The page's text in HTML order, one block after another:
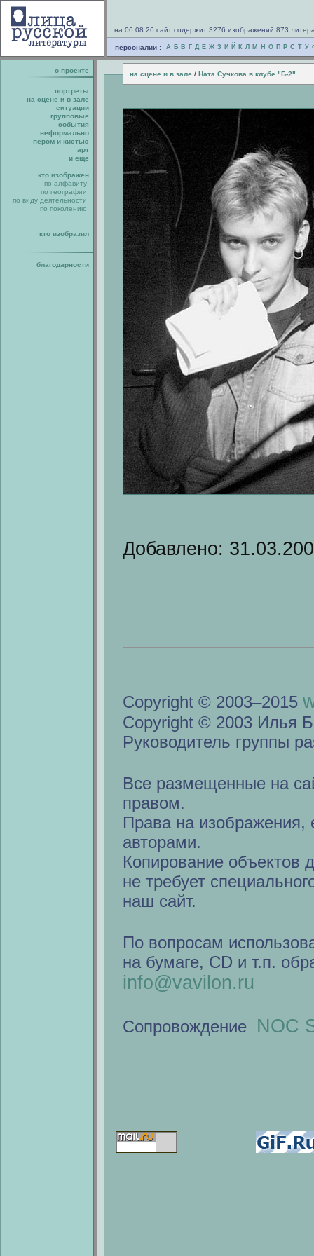
на 06.08.26 сайт содержит 3276 изображений 873
персоналии : А Б В Г Д Е Ж З И Й К Л М Н О П Р С Т У
о проекте на сцене и в зале / Ната Сучкова в клубе "Б-2"
портреты
на сцене и в зале
ситуации
групповые
события
неформально
пером и кистью
арт
и еще
кто изображен
по алфавиту
по географии
по виду деятельности
по поколению
кто изобразил
благодарности
Добавлено:
Copyright © 2003–2015
Copyright © 2003 Илья
Руководитель группы
Все размещенные на
правом.
Права на изображения,
авторами.
Копирование объектов
не требует
наш сайт.
По вопросам
на бумаге, CD и т.п.
info@vavilon.ru
Сопровождение NOC